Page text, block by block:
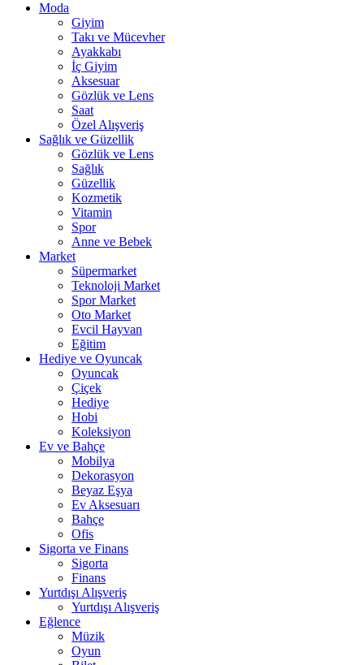
Moda
Giyim
Takı ve Mücevher
Ayakkabı
İç Giyim
Aksesuar
Gözlük ve Lens
Saat
Özel Alışveriş
Sağlık ve Güzellik
Gözlük ve Lens
Sağlık
Güzellik
Kozmetik
Vitamin
Spor
Anne ve Bebek
Market
Süpermarket
Teknoloji Market
Spor Market
Oto Market
Evcil Hayvan
Eğitim
Hediye ve Oyuncak
Oyuncak
Çiçek
Hediye
Hobi
Koleksiyon
Ev ve Bahçe
Mobilya
Dekorasyon
Beyaz Eşya
Ev Aksesuarı
Bahçe
Ofis
Sigorta ve Finans
Sigorta
Finans
Yurtdışı Alışveriş
Yurtdışı Alışveriş
Eğlence
Müzik
Oyun